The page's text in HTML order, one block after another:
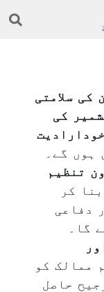
کی سلامتی
کی
ہوں گے۔
تنظیم
کر
دفاعی
گا۔
ممالک کو
حاصل